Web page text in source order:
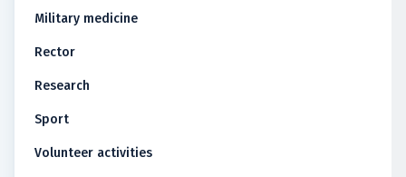
Military medicine
Rector
Research
Sport
Volunteer activities